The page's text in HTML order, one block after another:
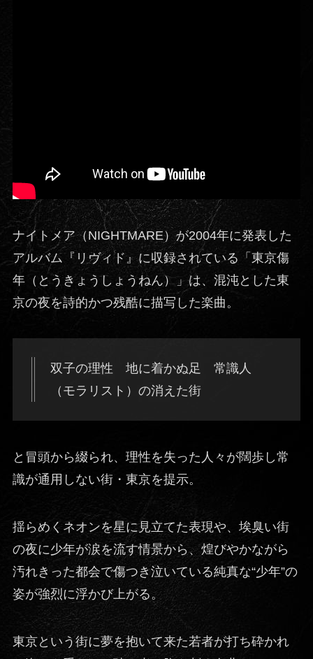
ナイトメア（NIGHTMARE）が2004年に発表した
アルバム『リヴィド』に収録されている「東京傷
年（とうきょうしょうねん）」は、混沌とした東
京の夜を詩的かつ残酷に描写した楽曲。
双子の理性 地に着かぬ足 常識人
（モラリスト）の消えた街
と冒頭から綴られ、理性を失った人々が闊歩し常
識が通用しない街・東京を提示。
揺らめくネオンを星に見立てた表現や、埃臭い街
の夜に少年が涙を流す情景から、煌びやかながら
汚れきった都会で傷つき泣いている純真な“少年”の
姿が強烈に浮かび上がる。
東京という街に夢を抱いて来た若者が打ち砕かれ